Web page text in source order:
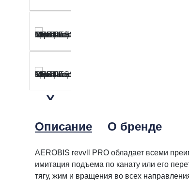
Описание О бренде
AEROBIS revvll PRO обладает всеми
имитация подъема по канату или его
тягу, жим и вращения во всех